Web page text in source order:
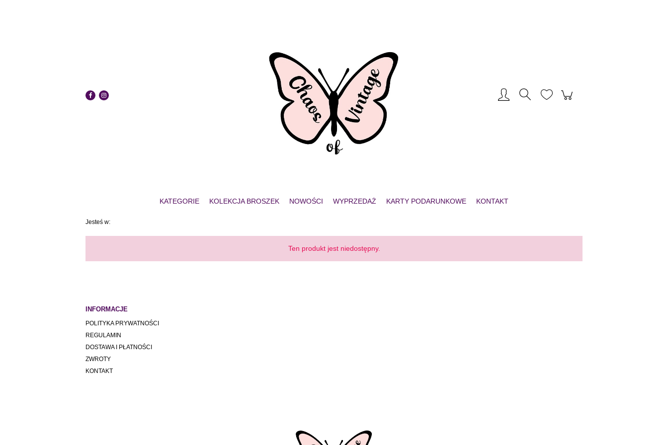
KATEGORIE KOLEKCJA BROSZEK NOWOŚCI WYPRZEDAŻ KARTY PODARUNKOWE KONTAKT
Jesteś w:
Ten produkt jest niedostępny.
INFORMACJE
POLITYKA PRYWATNOŚCI
REGULAMIN
DOSTAWA I PŁATNOŚCI
ZWROTY
KONTAKT